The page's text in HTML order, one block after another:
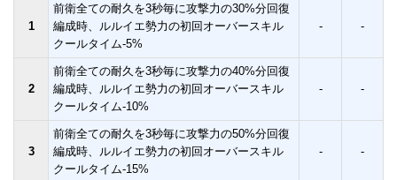
1
前衛全ての耐久を3秒毎に攻撃力の30%分回復
編成時、ルルイエ勢力の初回オーバースキル
クールタイム-5%
- -
2
前衛全ての耐久を3秒毎に攻撃力の40%分回復
編成時、ルルイエ勢力の初回オーバースキル
クールタイム-10%
- -
3
前衛全ての耐久を3秒毎に攻撃力の50%分回復
編成時、ルルイエ勢力の初回オーバースキル
クールタイム-15%
- -